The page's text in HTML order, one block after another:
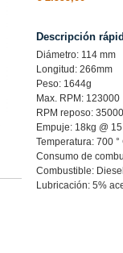
Descripción
Diámetro: 114 mm
Longitud: 266mm
Peso: 1644g
Max. RPM: 123000
RPM reposo: 35000
Empuje: 18kg @ 15
Temperatura: 700 °
Consumo de
Combustible:
Lubricación: 5%